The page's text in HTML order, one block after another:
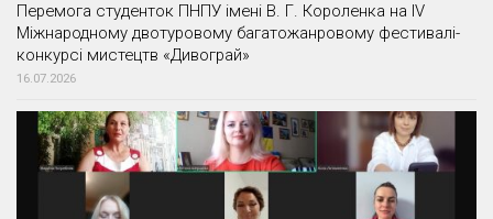
Перемога студенток ПНПУ імені В. Г. Короленка на IV
Міжнародному двотуровому багатожанровому фестивалі-
конкурсі мистецтв «Дивограй»
16.07.2026